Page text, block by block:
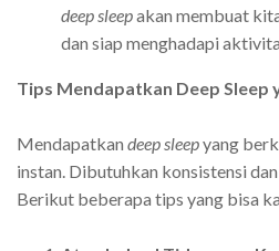
deep sleepakan membuat
dan siap menghadapi
Tips Mendapatkan Deep Sleep
Mendapatkan deep sleepyang
instan. Dibutuhkan konsistensi
Berikut beberapa tips yang bisa